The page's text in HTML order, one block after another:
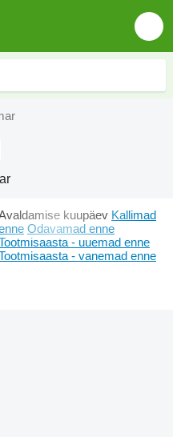
kuupäev Kallimad
Odavamad enne
- uuemad enne
- vanemad enne